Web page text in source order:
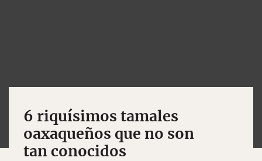
6 riquísimos tamales
oaxaqueños que no son
tan conocidos